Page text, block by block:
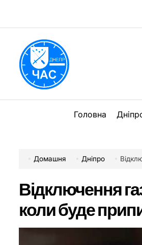
Головна
Домашня Дніпро
Відключення
коли буде